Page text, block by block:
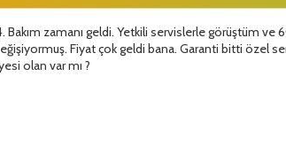
Bakım zamanı geldi. Yetkili servislerle görüştüm
Fiyat çok geldi bana. Garanti bitti özel
olan var mı ?